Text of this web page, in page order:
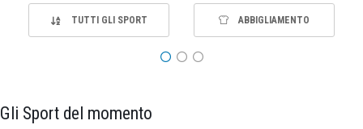
TUTTI GLI SPORT ABBIGLIAMENTO
Gli Sport del momento